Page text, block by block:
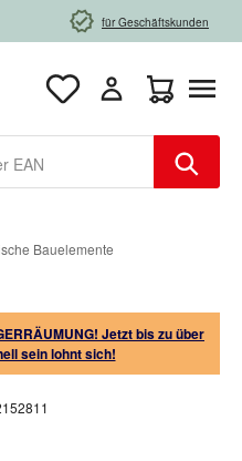
für Geschäftskunden
Bauelemente
Jetzt bis zu über
sein lohnt sich!